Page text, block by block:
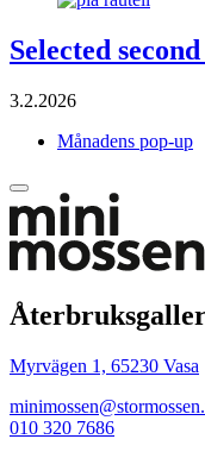
Selected
3.2.2026
Månadens pop-up
Tillbaka
up
Myrvägen 1, 65230 Vasa
010 320 7686